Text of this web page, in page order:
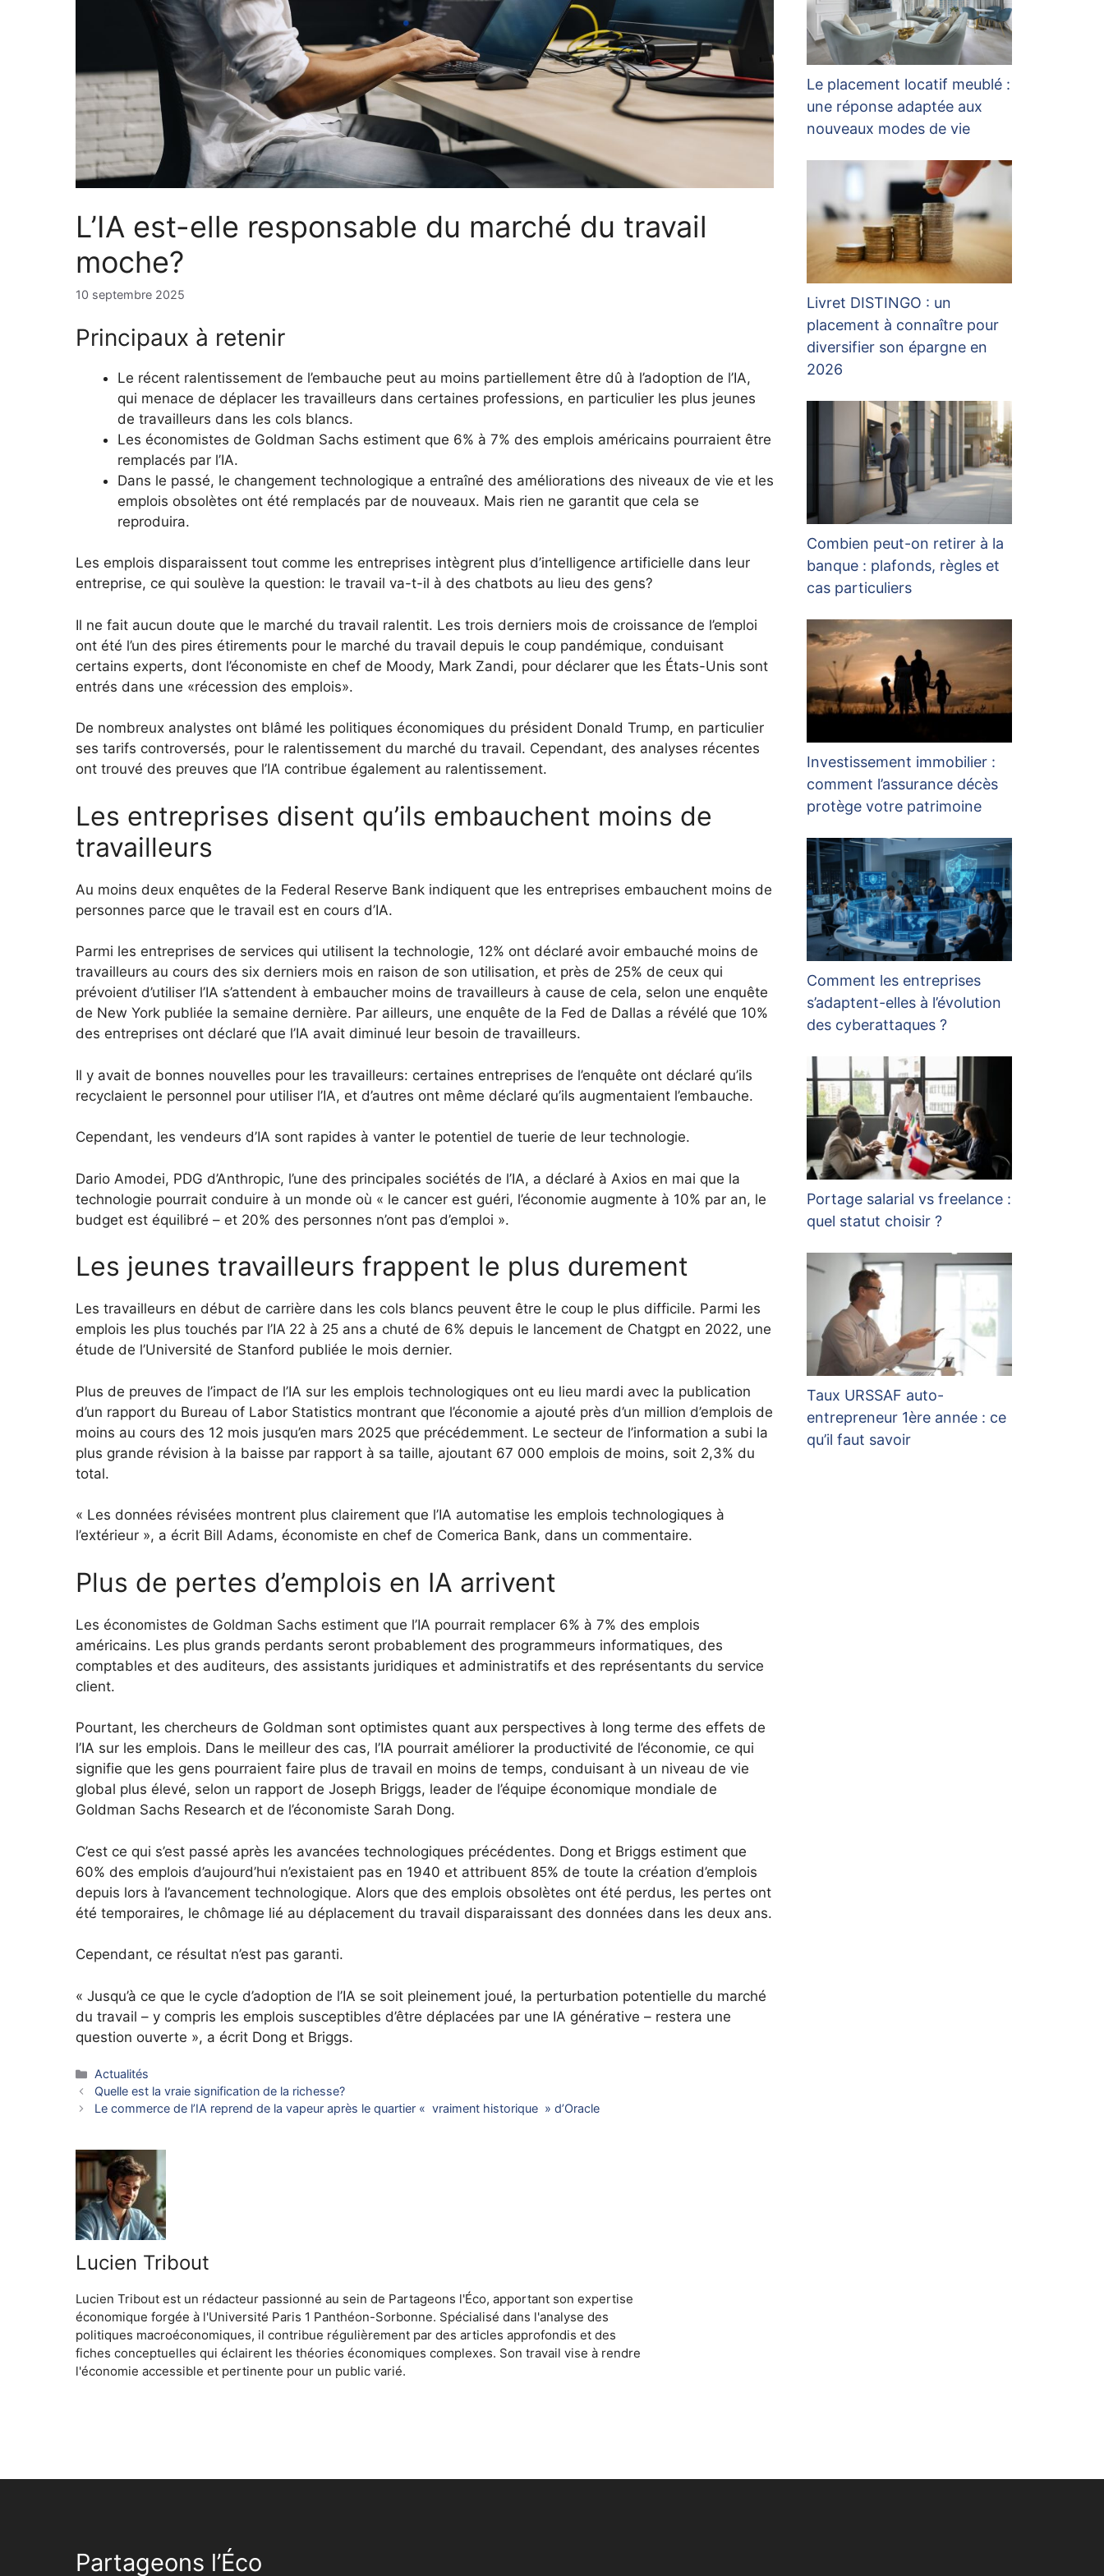
L’IA est-elle responsable du marché du travail
moche?
10 septembre 2025
Principaux à retenir
Le récent ralentissement de l’embauche peut au moins partiellement être dû à l’adoption de l’IA,
qui menace de déplacer les travailleurs dans certaines professions, en particulier les plus jeunes
de travailleurs dans les cols blancs.
Les économistes de Goldman Sachs estiment que 6% à 7% des emplois américains pourraient être
remplacés par l’IA.
Dans le passé, le changement technologique a entraîné des améliorations des niveaux de vie et les
emplois obsolètes ont été remplacés par de nouveaux. Mais rien ne garantit que cela se
reproduira.
Les emplois disparaissent tout comme les entreprises intègrent plus d’intelligence artificielle dans leur
entreprise, ce qui soulève la question: le travail va-t-il à des chatbots au lieu des gens?
Il ne fait aucun doute que le marché du travail ralentit. Les trois derniers mois de croissance de l’emploi
ont été l’un des pires étirements pour le marché du travail depuis le coup pandémique, conduisant
certains experts, dont l’économiste en chef de Moody, Mark Zandi, pour déclarer que les États-Unis sont
entrés dans une «récession des emplois».
De nombreux analystes ont blâmé les politiques économiques du président Donald Trump, en particulier
ses tarifs controversés, pour le ralentissement du marché du travail. Cependant, des analyses récentes
ont trouvé des preuves que l’IA contribue également au ralentissement.
Les entreprises disent qu’ils embauchent moins de
travailleurs
Au moins deux enquêtes de la Federal Reserve Bank indiquent que les entreprises embauchent moins de
personnes parce que le travail est en cours d’IA.
Parmi les entreprises de services qui utilisent la technologie, 12% ont déclaré avoir embauché moins de
travailleurs au cours des six derniers mois en raison de son utilisation, et près de 25% de ceux qui
prévoient d’utiliser l’IA s’attendent à embaucher moins de travailleurs à cause de cela, selon une enquête
de New York publiée la semaine dernière. Par ailleurs, une enquête de la Fed de Dallas a révélé que 10%
des entreprises ont déclaré que l’IA avait diminué leur besoin de travailleurs.
Il y avait de bonnes nouvelles pour les travailleurs: certaines entreprises de l’enquête ont déclaré qu’ils
recyclaient le personnel pour utiliser l’IA, et d’autres ont même déclaré qu’ils augmentaient l’embauche.
Cependant, les vendeurs d’IA sont rapides à vanter le potentiel de tuerie de leur technologie.
Dario Amodei, PDG d’Anthropic, l’une des principales sociétés de l’IA, a déclaré à Axios en mai que la
technologie pourrait conduire à un monde où « le cancer est guéri, l’économie augmente à 10% par an, le
budget est équilibré – et 20% des personnes n’ont pas d’emploi ».
Les jeunes travailleurs frappent le plus durement
Les travailleurs en début de carrière dans les cols blancs peuvent être le coup le plus difficile. Parmi les
emplois les plus touchés par l’IA 22 à 25 ans a chuté de 6% depuis le lancement de Chatgpt en 2022, une
étude de l’Université de Stanford publiée le mois dernier.
Plus de preuves de l’impact de l’IA sur les emplois technologiques ont eu lieu mardi avec la publication
d’un rapport du Bureau of Labor Statistics montrant que l’économie a ajouté près d’un million d’emplois de
moins au cours des 12 mois jusqu’en mars 2025 que précédemment. Le secteur de l’information a subi la
plus grande révision à la baisse par rapport à sa taille, ajoutant 67 000 emplois de moins, soit 2,3% du
total.
« Les données révisées montrent plus clairement que l’IA automatise les emplois technologiques à
l’extérieur », a écrit Bill Adams, économiste en chef de Comerica Bank, dans un commentaire.
Plus de pertes d’emplois en IA arrivent
Les économistes de Goldman Sachs estiment que l’IA pourrait remplacer 6% à 7% des emplois
américains. Les plus grands perdants seront probablement des programmeurs informatiques, des
comptables et des auditeurs, des assistants juridiques et administratifs et des représentants du service
client.
Pourtant, les chercheurs de Goldman sont optimistes quant aux perspectives à long terme des effets de
l’IA sur les emplois. Dans le meilleur des cas, l’IA pourrait améliorer la productivité de l’économie, ce qui
signifie que les gens pourraient faire plus de travail en moins de temps, conduisant à un niveau de vie
global plus élevé, selon un rapport de Joseph Briggs, leader de l’équipe économique mondiale de
Goldman Sachs Research et de l’économiste Sarah Dong.
C’est ce qui s’est passé après les avancées technologiques précédentes. Dong et Briggs estiment que
60% des emplois d’aujourd’hui n’existaient pas en 1940 et attribuent 85% de toute la création d’emplois
depuis lors à l’avancement technologique. Alors que des emplois obsolètes ont été perdus, les pertes ont
été temporaires, le chômage lié au déplacement du travail disparaissant des données dans les deux ans.
Cependant, ce résultat n’est pas garanti.
« Jusqu’à ce que le cycle d’adoption de l’IA se soit pleinement joué, la perturbation potentielle du marché
du travail – y compris les emplois susceptibles d’être déplacées par une IA générative – restera une
question ouverte », a écrit Dong et Briggs.
Catégories
Actualités
Quelle est la vraie signification de la richesse?
Le commerce de l’IA reprend de la vapeur après le quartier « vraiment historique » d’Oracle
Lucien Tribout
Lucien Tribout est un rédacteur passionné au sein de Partageons l'Éco, apportant son expertise
économique forgée à l'Université Paris 1 Panthéon-Sorbonne. Spécialisé dans l'analyse des
politiques macroéconomiques, il contribue régulièrement par des articles approfondis et des
fiches conceptuelles qui éclairent les théories économiques complexes. Son travail vise à rendre
l'économie accessible et pertinente pour un public varié.
Le placement locatif meublé :
une réponse adaptée aux
nouveaux modes de vie
Livret DISTINGO : un
placement à connaître pour
diversifier son épargne en
2026
Combien peut-on retirer à la
banque : plafonds, règles et
cas particuliers
Investissement immobilier :
comment l’assurance décès
protège votre patrimoine
Comment les entreprises
s’adaptent-elles à l’évolution
des cyberattaques ?
Portage salarial vs freelance :
quel statut choisir ?
Taux URSSAF auto-
entrepreneur 1ère année : ce
qu’il faut savoir
Partageons l’Éco